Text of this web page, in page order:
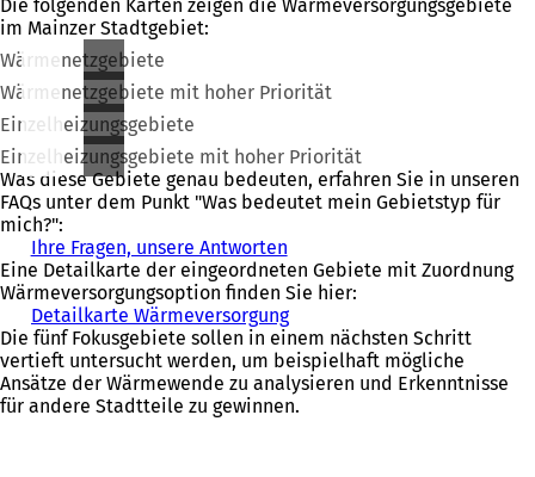
Die folgenden Karten zeigen die Wärmeversorgungsgebiete
im Mainzer Stadtgebiet:
Wärmenetzgebiete
Wärmenetzgebiete mit hoher Priorität
Einzelheizungsgebiete
Einzelheizungsgebiete mit hoher Priorität
Was diese Gebiete genau bedeuten, erfahren Sie in unseren
FAQs unter dem Punkt "Was bedeutet mein Gebietstyp für
mich?":
Ihre Fragen, unsere Antworten
Eine Detailkarte der eingeordneten Gebiete mit Zuordnung
Wärmeversorgungsoption finden Sie hier:
Detailkarte Wärmeversorgung(
Ö
f
f
n
Die fünf Fokusgebiete sollen in einem nächsten Schritt
vertieft untersucht werden, um beispielhaft mögliche
Ansätze der Wärmewende zu analysieren und Erkenntnisse
für andere Stadtteile zu gewinnen.